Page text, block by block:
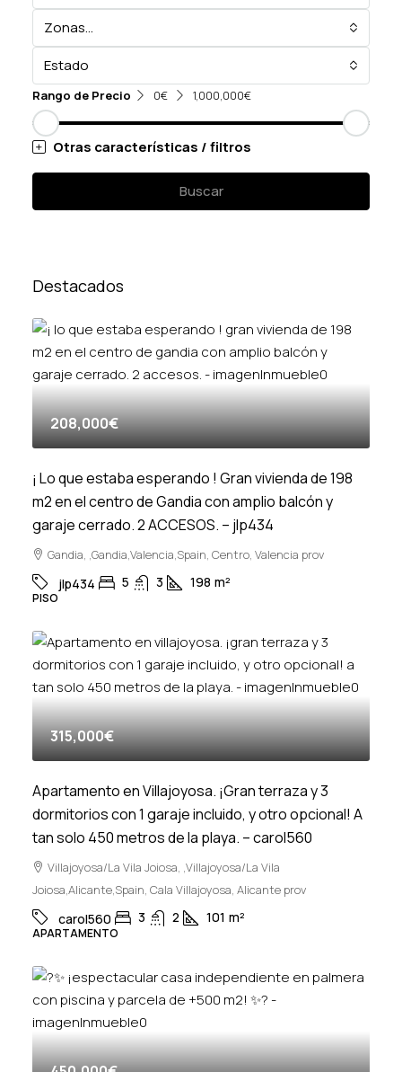
Zonas...
Estado
Rango de Precio 0€ 1,000,000€
Otras características / filtros
Buscar
Destacados
208,000€
¡ Lo que estaba esperando ! Gran vivienda de 198
m2 en el centro de Gandia con amplio balcón y
garaje cerrado. 2 ACCESOS. – jlp434
Gandia, ,Gandia,Valencia,Spain, Centro, Valencia prov
jlp434 5 3 198 m²
PISO
315,000€
Apartamento en Villajoyosa. ¡Gran terraza y 3
dormitorios con 1 garaje incluido, y otro opcional! A
tan solo 450 metros de la playa. – carol560
Villajoyosa/La Vila Joiosa, ,Villajoyosa/La Vila
Joiosa,Alicante,Spain, Cala Villajoyosa, Alicante prov
carol560 3 2 101 m²
APARTAMENTO